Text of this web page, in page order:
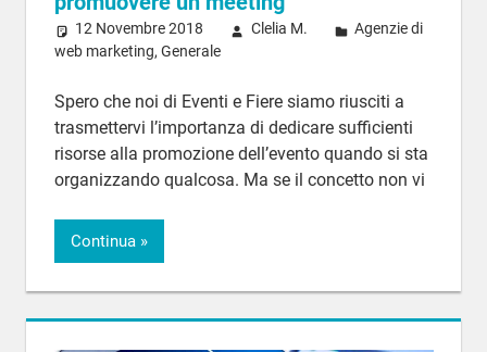
12 Novembre 2018 Clelia M.
Agenzie di
web marketing, Generale
Spero che noi di Eventi e Fiere siamo riusciti a
trasmettervi l’importanza di dedicare sufficienti
risorse alla promozione dell’evento quando si sta
organizzando qualcosa. Ma se il concetto non vi
Continua